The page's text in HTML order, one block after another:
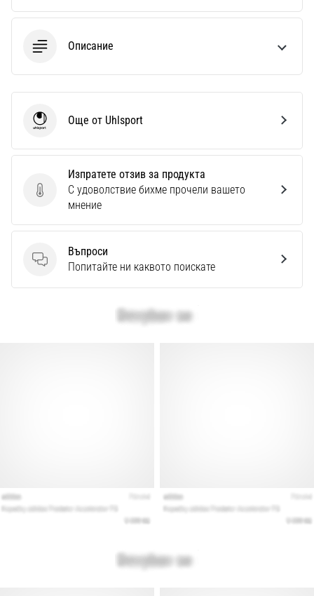
Описание
Изпратете отзив за продукта
Изпратете отзив за продукта
С удоволствие бихме прочели вашето
мнение
Въпроси
Въпроси
Попитайте ни каквото поискате
UhlsportОще от Uhlsport